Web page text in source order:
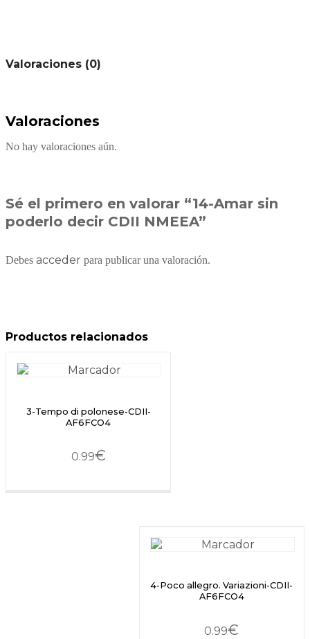
Valoraciones (0)
Valoraciones
No hay valoraciones aún.
Sé el primero en valorar “14-Amar sin
poderlo decir CDII NMEEA”
Debes acceder para publicar una valoración.
Productos relacionados
3-Tempo di polonese-CDII-
AF6FCO4
0.99€
4-Poco allegro. Variazioni-CDII-
AF6FCO4
0.99€